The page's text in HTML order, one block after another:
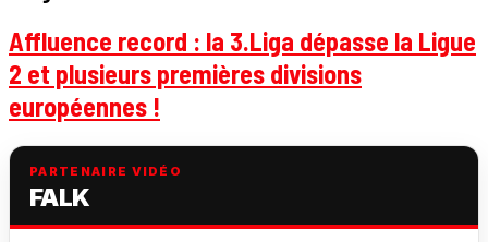
Affluence record : la 3.Liga dépasse la Ligue
2 et plusieurs premières divisions
européennes !
PARTENAIRE VIDÉO
FALK